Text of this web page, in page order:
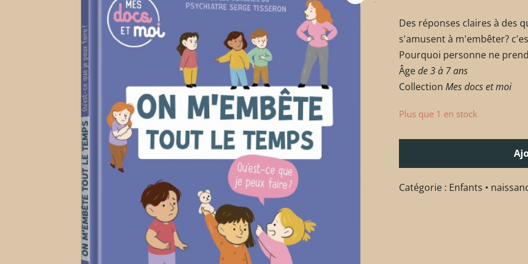
Des réponses claires à des
s'amusent à m'embêter?
Pourquoi personne ne
Âgede 3 à 7 ans
Collection Mes docs et moi
Plus que 1 en stock
Catégorie : Enfants •